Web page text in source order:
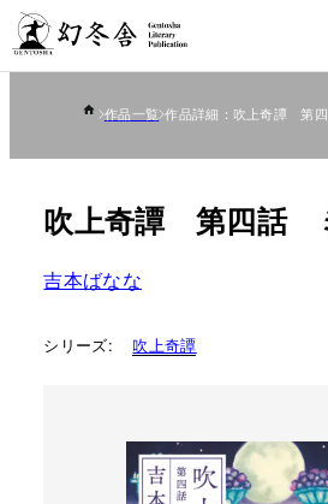
作品一覧 作品詳細：吹上奇譚 第
吹上奇譚 第四話
吉本ばなな
シリーズ: 吹上奇譚